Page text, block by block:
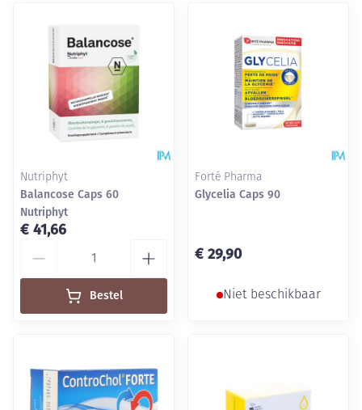
Nutriphyt
Balancose Caps 60
Nutriphyt
€ 41,66
Bestel
Forté Pharma
Glycelia Caps 90
€ 29,90
Niet beschikbaar